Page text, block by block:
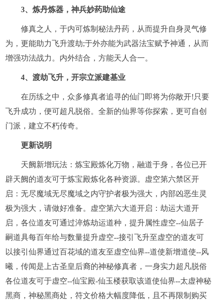
3、炼丹炼器，神兵妙药助仙途
修真之人，于内可炼制秘法丹药，从而提升自身灵气修
为，更能助力飞升渡劫;于外亦能为武器法宝赋予神通，从而
增强功法战力。内外结合，方能天人合一。
4、渡劫飞升，开宗立派建基业
在历练之中，众多修真者追寻的仙门即将为你敞开!只要
飞升成功，便可超凡脱俗。全新的仙界等你探索，更可自创
门派，建立不朽传奇。
更新说明
天阙新增玩法：炼宝殿炼化万物，融道于身，各位已开
辟天阙的道友可于炼宝殿炼化各种资源。虚空第六禁区开
启：无尽魔域无尽魔域之内守护者极为强大，内部凶恶生灵
极为强大，请做好准备。虚空第六大道开启：劫运大道开
启，各位道友可通过淬炼劫运道种，提升属性虚空--仙居子
嗣道具每百年给与数量提升虚空--接引飞升至虚空的道友可
以接引仙界通过百花域的道友至虚空仙界--道使新增道使--风
曦，传闻是上古圣皇后裔的神秘修真者，一身实力超凡脱俗
各位道友可于虚空--仙宝殿-仙玉楼获取该道使仙界--太虚神秘
黑商，神秘黑商处，符文价格大幅度降低，且不再限制购买